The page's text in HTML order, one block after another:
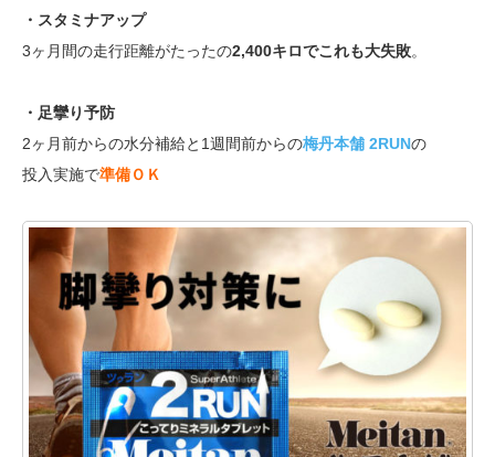
・スタミナアップ
3ヶ月間の走行距離がたったの2,400キロでこれも大失敗。
・足攣り予防
2ヶ月前からの水分補給と1週間前からの梅丹本舗 2RUNの
投入実施で準備ＯＫ